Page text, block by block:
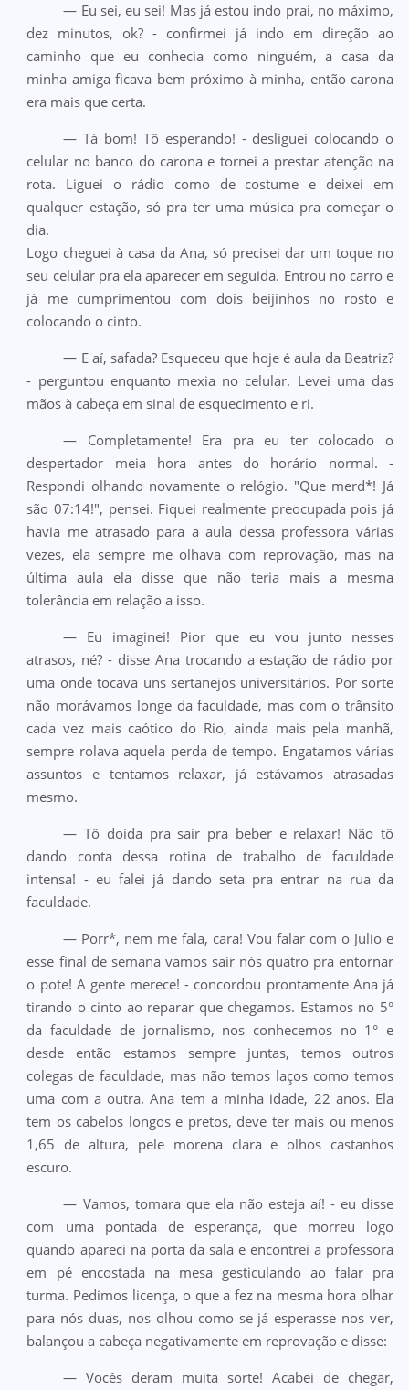
— Eu sei, eu sei! Mas já estou indo prai, no máximo,
dez minutos, ok? - confirmei já indo em direção ao
caminho que eu conhecia como ninguém, a casa da
minha amiga ficava bem próximo à minha, então carona
era mais que certa.
— Tá bom! Tô esperando! - desliguei colocando o
celular no banco do carona e tornei a prestar atenção na
rota. Liguei o rádio como de costume e deixei em
qualquer estação, só pra ter uma música pra começar o
dia.
Logo cheguei à casa da Ana, só precisei dar um toque no
seu celular pra ela aparecer em seguida. Entrou no carro e
já me cumprimentou com dois beijinhos no rosto e
colocando o cinto.
— E aí, safada? Esqueceu que hoje é aula da Beatriz?
- perguntou enquanto mexia no celular. Levei uma das
mãos à cabeça em sinal de esquecimento e ri.
— Completamente! Era pra eu ter colocado o
despertador meia hora antes do horário normal. -
Respondi olhando novamente o relógio. "Que merd*! Já
são 07:14!", pensei. Fiquei realmente preocupada pois já
havia me atrasado para a aula dessa professora várias
vezes, ela sempre me olhava com reprovação, mas na
última aula ela disse que não teria mais a mesma
tolerância em relação a isso.
— Eu imaginei! Pior que eu vou junto nesses
atrasos, né? - disse Ana trocando a estação de rádio por
uma onde tocava uns sertanejos universitários. Por sorte
não morávamos longe da faculdade, mas com o trânsito
cada vez mais caótico do Rio, ainda mais pela manhã,
sempre rolava aquela perda de tempo. Engatamos várias
assuntos e tentamos relaxar, já estávamos atrasadas
mesmo.
— Tô doida pra sair pra beber e relaxar! Não tô
dando conta dessa rotina de trabalho de faculdade
intensa! - eu falei já dando seta pra entrar na rua da
faculdade.
— Porr*, nem me fala, cara! Vou falar com o Julio e
esse final de semana vamos sair nós quatro pra entornar
o pote! A gente merece! - concordou prontamente Ana já
tirando o cinto ao reparar que chegamos. Estamos no 5°
da faculdade de jornalismo, nos conhecemos no 1° e
desde então estamos sempre juntas, temos outros
colegas de faculdade, mas não temos laços como temos
uma com a outra. Ana tem a minha idade, 22 anos. Ela
tem os cabelos longos e pretos, deve ter mais ou menos
1,65 de altura, pele morena clara e olhos castanhos
escuro.
— Vamos, tomara que ela não esteja aí! - eu disse
com uma pontada de esperança, que morreu logo
quando apareci na porta da sala e encontrei a professora
em pé encostada na mesa gesticulando ao falar pra
turma. Pedimos licença, o que a fez na mesma hora olhar
para nós duas, nos olhou como se já esperasse nos ver,
balançou a cabeça negativamente em reprovação e disse:
— Vocês deram muita sorte! Acabei de chegar,